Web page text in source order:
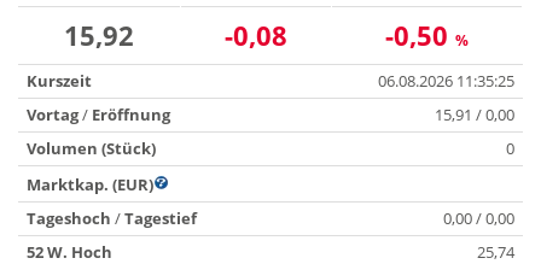
15,92 -0,08 -0,50 %
Kurszeit
06.08.2026 11:35:25
Vortag/ Eröffnung
15,91 / 0,00
Volumen (Stück)
0
Marktkap. (EUR)
Tageshoch /Tagestief
0,00 / 0,00
52 W. Hoch
25,74